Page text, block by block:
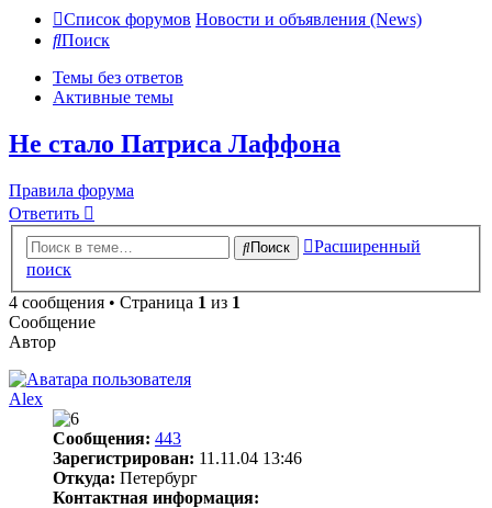
Список форумов Новости и объявления (News)
Поиск
Темы без ответов
Активные темы
Не стало Патриса Лаффона
Правила форума
Ответить
Поиск
Расширенный
поиск
4 сообщения • Страница 1 из 1
Сообщение
Автор
Alex
Сообщения: 443
Зарегистрирован: 11.11.04 13:46
Откуда: Петербург
Контактная информация: